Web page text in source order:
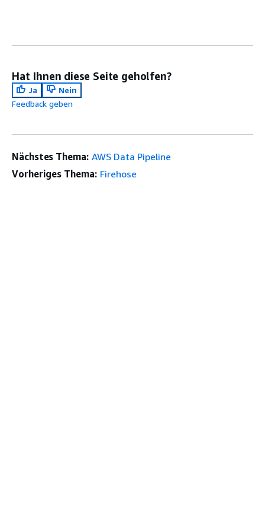
Hat Ihnen diese Seite geholfen?
Ja
Nein
Feedback geben
Nächstes Thema: AWS Data Pipeline
Vorheriges Thema: Firehose